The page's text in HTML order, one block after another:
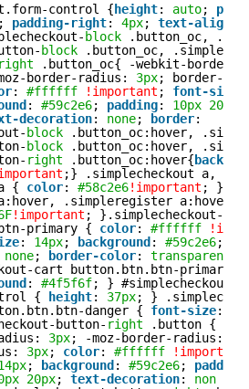
control { height: auto; p
; padding-right: 4px; text-alig
block
.button_oc, .
block
.button_oc, .simple
right
.button_oc{ -webkit-borde
border-radius: 3px; border-
: #ffffff !important ; font-si
: #59c2e6; padding: 10px 20
decoration: none; border:
block
.button_oc:hover, .si
block
.button_oc:hover, .si
right .button_oc:hover{ back
;} .simplecheckout a,
{ color: #58c2e6!important ; }
.simpleregister a:hove
!important ; }.simplecheckout-
primary { color: #ffffff
!i
: 14px; background : #59c2e6;
none; border-color: transparen
cart button.btn.btn-primar
: #4f5f6f; } #simplecheckou
{
height: 37px; } .simplec
danger { font-size:
button- right
.button {
3px; -moz-border-radius:
3px; color: #ffffff
!import
; background : #59c2e6; padd
20px; text-decoration: non